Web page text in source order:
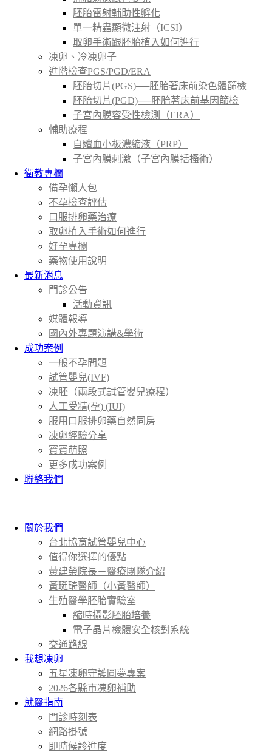
胚胎雷射輔助性孵化
單一精蟲顯微注射（ICSI）
取卵手術跟胚胎植入如何進行
凍卵、冷凍卵子
進階檢查PGS/PGD/ERA
胚胎切片(PGS)──胚胎著床前染色體篩檢
胚胎切片(PGD)──胚胎著床前基因篩檢
子宮內膜容受性檢測（ERA）
輔助療程
自體血小板濃縮液（PRP）
子宮內膜刺激（子宮內膜括搔術）
衛教專欄
備孕懶人包
不孕檢查評估
口服排卵藥治療
取卵植入手術如何進行
好孕專欄
藥物使用說明
最新消息
門診公告
活動資訊
媒體報導
國內外專題演講&學術
成功案例
一般不孕問題
試管嬰兒(IVF)
凍胚（兩段式試管嬰兒療程）
人工受精(孕) (IUI)
服用口服排卵藥自然同房
凍卵經驗分享
寶寶萌照
更多成功案例
聯絡我們
關於我們
台北協育試管嬰兒中心
值得你選擇的優點
黃建榮院長－醫療團隊介紹
黃珽琦醫師（小黃醫師）
生殖醫學胚胎實驗室
縮時攝影胚胎培養
電子晶片檢體安全核對系統
交通路線
我想凍卵
五星凍卵守護圓夢專案
2026各縣市凍卵補助
就醫指南
門診時刻表
網路掛號
即時候診進度